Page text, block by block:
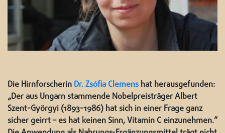
Die Hirnforscherin Dr. Zsófia Clemens hat herausgefunden:
„Der aus Ungarn stammende Nobelpreisträger Albert
Szent-Györgyi (1893-1986) hat sich in einer Frage ganz
sicher geirrt – es hat keinen Sinn, Vitamin C einzunehmen.“